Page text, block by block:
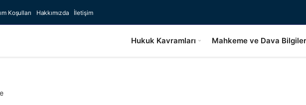
Koşulları Hakkımızda İletişim
Hukuk Kavramları Mahkeme ve Dava